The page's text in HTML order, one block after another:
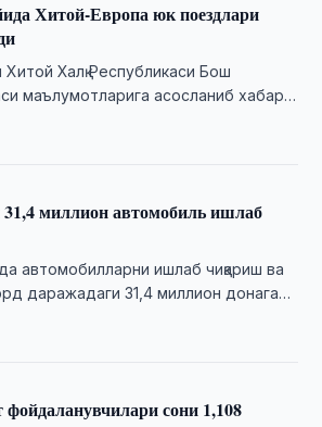
Хитой-Европа юк поездлари
Хитой Халқ Республикаси Бош
маълумотларига асосланиб хабар
миллион автомобиль ишлаб
автомобилларни ишлаб чиқариш ва
даражадаги 31,4 миллион донага
сони 1,108